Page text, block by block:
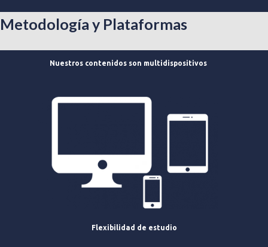
Metodología y Plataformas
Nuestros contenidos son multidispositivos
Flexibilidad de estudio